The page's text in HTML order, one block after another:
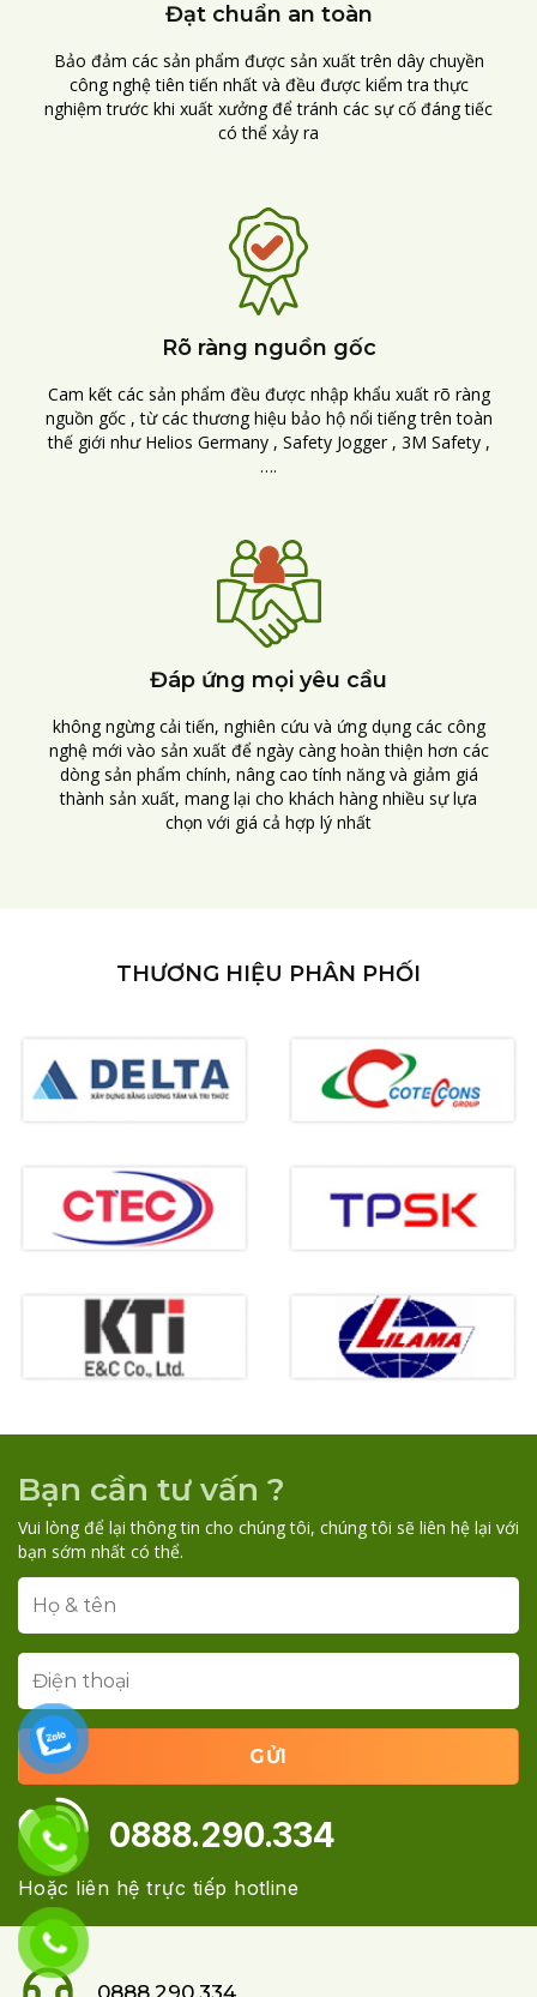
Đạt chuẩn an toàn
Bảo đảm các sản phẩm được sản xuất trên dây chuyền
công nghệ tiên tiến nhất và đều được kiểm tra thực
nghiệm trước khi xuất xưởng để tránh các sự cố đáng tiếc
có thể xảy ra
Rõ ràng nguồn gốc
Cam kết các sản phẩm đều được nhập khẩu xuất rõ ràng
nguồn gốc , từ các thương hiệu bảo hộ nổi tiếng trên toàn
thế giới như Helios Germany , Safety Jogger , 3M Safety ,
….
Đáp ứng mọi yêu cầu
không ngừng cải tiến, nghiên cứu và ứng dụng các công
nghệ mới vào sản xuất để ngày càng hoàn thiện hơn các
dòng sản phẩm chính, nâng cao tính năng và giảm giá
thành sản xuất, mang lại cho khách hàng nhiều sự lựa
chọn với giá cả hợp lý nhất
THƯƠNG HIỆU PHÂN PHỐI
Bạn cần tư vấn ?
Vui lòng để lại thông tin cho chúng tôi, chúng tôi sẽ liên hệ lại với
bạn sớm nhất có thể.
0888.290.334
Hoặc liên hệ trực tiếp hotline